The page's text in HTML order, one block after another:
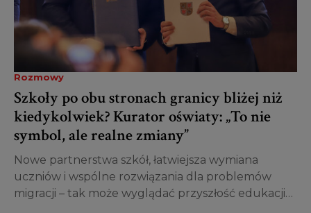
Rozmowy
Szkoły po obu stronach granicy bliżej niż
kiedykolwiek? Kurator oświaty: „To nie
symbol, ale realne zmiany”
Nowe partnerstwa szkół, łatwiejsza wymiana
uczniów i wspólne rozwiązania dla problemów
migracji – tak może wyglądać przyszłość edukacji